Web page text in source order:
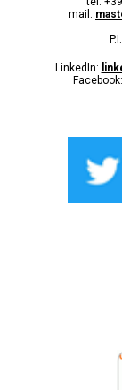
mail:
LinkedIn:
Facebook: